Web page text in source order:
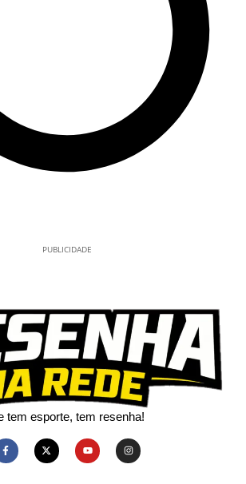
PUBLICIDADE
tem esporte, tem resenha!​